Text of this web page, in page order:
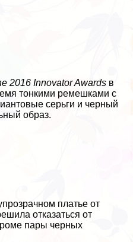
2016 Innovator Awards в
тонкими ремешками с
серьги и черный
образ.
платье от
отказаться от
пары черных